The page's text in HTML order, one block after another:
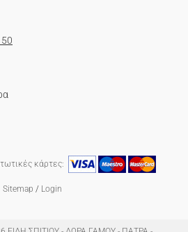
κάρτες:
Sitemap / Login